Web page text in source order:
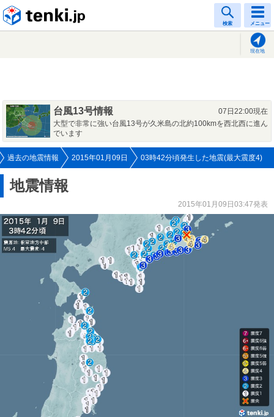
検索 メニュー
現在地
台風13号情報
07日22:00現在
大型で非常に強い台風13号が久米島の北約100kmを西北西に進ん
でいます
過去の地震情報 2015年01月09日 03時42分頃発生した地震(最大震度4)
地震情報
2015年01月09日03:47発表